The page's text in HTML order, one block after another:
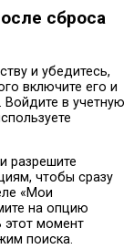
сброса
и убедитесь,
включите его и
Войдите в учетную
разрешите
чтобы сразу
«Мои
на опцию
этот момент
поиска.